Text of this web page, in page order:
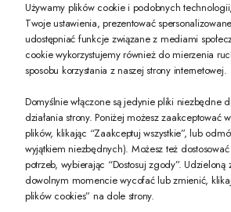
PREZENT DLA CIEBIE!
-10% na pierwsze zakupy na zeccoro.pl Gdy
Twoje dane będą przetwarzane zgodnie z naszą
POKAŻ PEŁNĄ WERSJĘ
Używamy plików cookie i podobnych
Twoje ustawienia, prezentować
udostępniać funkcje związane z mediami
cookie wykorzystujemy również do mierzenia
sposobu korzystania z naszej strony internetowej.
Domyślnie włączone są jedynie pliki niezbędne
działania strony. Poniżej możesz zaakceptować
plików, klikając “Zaakceptuj wszystkie”, lub
wyjątkiem niezbędnych). Możesz też
potrzeb, wybierając “Dostosuj zgody”.
dowolnym momencie wycofać lub zmienić,
plików cookies” na dole strony.